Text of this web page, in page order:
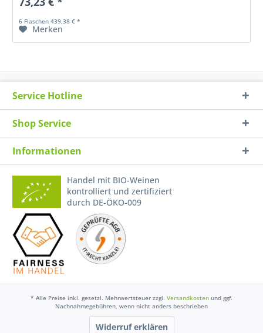
6 Flaschen 439,38 € *
Merken
Service Hotline
Shop Service
Informationen
Handel mit BIO-Weinen
kontrolliert und zertifiziert
durch DE-ÖKO-009
* Alle Preise inkl. gesetzl. Mehrwertsteuer zzgl. Versandkosten und ggf.
Nachnahmegebühren, wenn nicht anders beschrieben
Widerruf erklären